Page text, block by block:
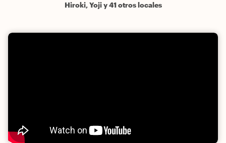
Hiroki, Yoji y 41 otros locales